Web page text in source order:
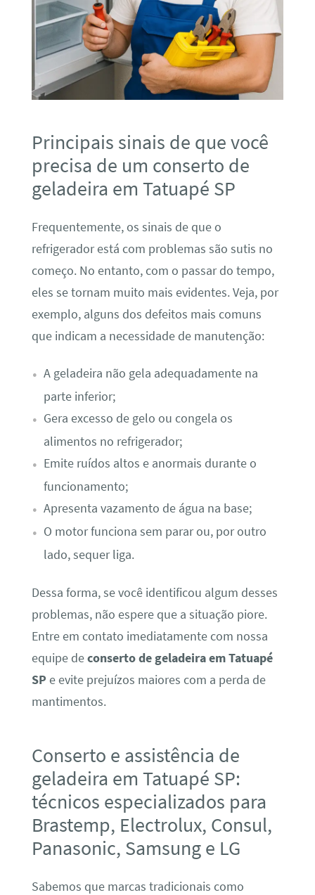
Principais sinais de que você
precisa de um conserto de
geladeira em Tatuapé SP
Frequentemente, os sinais de que o
refrigerador está com problemas são sutis no
começo. No entanto, com o passar do tempo,
eles se tornam muito mais evidentes. Veja, por
exemplo, alguns dos defeitos mais comuns
que indicam a necessidade de manutenção:
A geladeira não gela adequadamente na
parte inferior;
Gera excesso de gelo ou congela os
alimentos no refrigerador;
Emite ruídos altos e anormais durante o
funcionamento;
Apresenta vazamento de água na base;
O motor funciona sem parar ou, por outro
lado, sequer liga.
Dessa forma, se você identificou algum desses
problemas, não espere que a situação piore.
Entre em contato imediatamente com nossa
equipe deconserto de geladeira em Tatuapé
SP e evite prejuízos maiores com a perda de
mantimentos.
Conserto e assistência de
geladeira em Tatuapé SP:
técnicos especializados para
Brastemp, Electrolux, Consul,
Panasonic, Samsung e LG
Sabemos que marcas tradicionais como